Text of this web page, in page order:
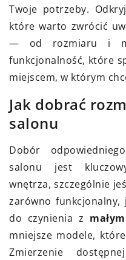
Twoje potrzeby.
które warto zwrócić
— od rozmiaru i
funkcjonalność, które
miejscem, w którym
Jak dobrać
salonu
Dobór
salonu jest
wnętrza, szczególnie
zarówno funkcjonalny,
do czynienia z
mniejsze modele,
Zmierzenie